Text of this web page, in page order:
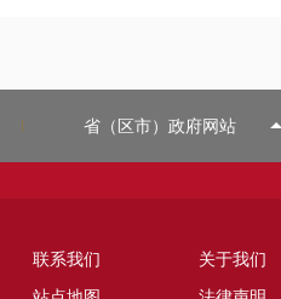
省（区市）政府网站
联系我们
关于我们